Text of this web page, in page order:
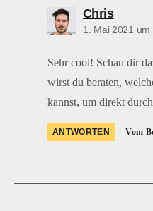
Chrissagt:
1. Mai 2021
Sehr cool! Schau dir
wirst du beraten,
kannst, um direkt
ANTWORTEN Vom